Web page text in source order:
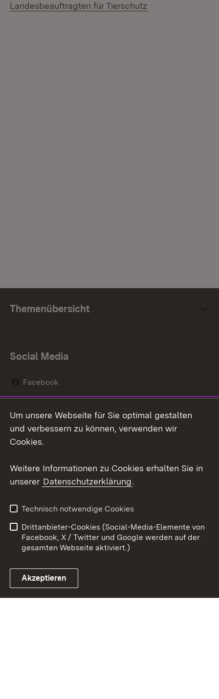
Landesbeauftragten für Tierschutz
Themenübersicht
Social Media
Facebook
Social Wall
Youtube
Link zum Landesportal
Kontakt
Datenschutz
Barrierefreiheit
Impressum Cookies
Um unsere Webseite für Sie optimal gestalten
und verbessern zu können, verwenden wir
Cookies.
Weitere Informationen zu Cookies erhalten Sie in
unserer Datenschutzerklärung.
Technisch notwendige Cookies
Drittanbieter-Cookies (Social-Media-Elemente von
Facebook, X / Twitter und Google werden auf der
gesamten Webseite aktiviert.)
Akzeptieren